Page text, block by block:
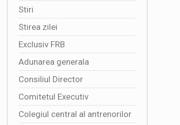
Stiri
Stirea zilei
Exclusiv FRB
Adunarea generala
Consiliul Director
Comitetul Executiv
Colegiul central al antrenorilor